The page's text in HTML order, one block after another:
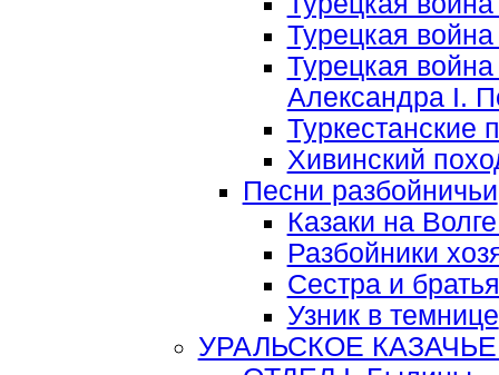
Турецкая война
Турецкая
Александра I.
Туркестанские
Хивинский
Песни разбойничьи
Казаки на
Разбойники
Сестра и
Узник в темнице
УРАЛЬСКОЕ